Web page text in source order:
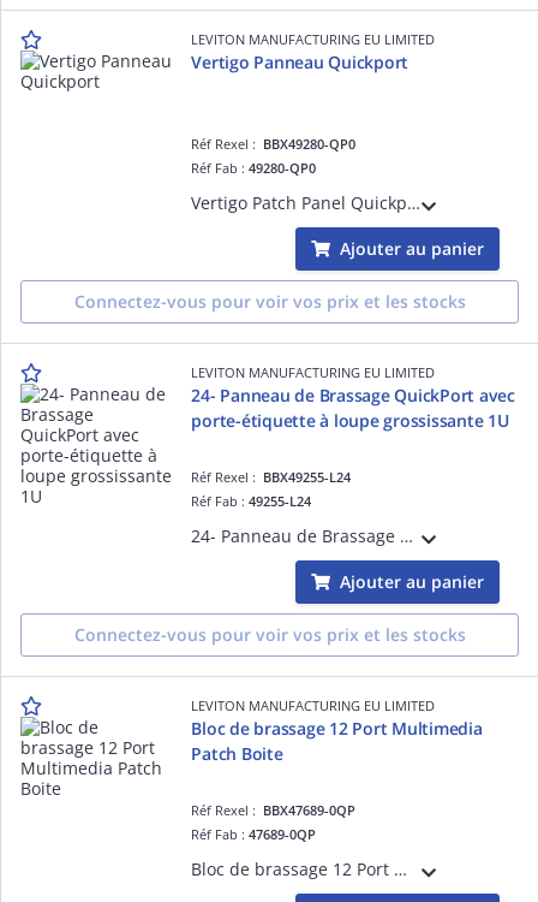
LEVITON MANUFACTURING EU LIMITED
Vertigo Panneau Quickport
Réf Rexel : BBX49280-QP0
Réf Fab :49280-QP0
Vertigo Patch Panel Quickport Panel Only
Ajouter au panier
Connectez-vous pour voir vos prix et les stocks
LEVITON MANUFACTURING EU LIMITED
24- Panneau de Brassage QuickPort avec
porte-étiquette à loupe grossissante 1U
Réf Rexel : BBX49255-L24
Réf Fab :49255-L24
24- Panneau de Brassage QuickPort avec porte-étiquette à loupe grossissante 1U
Ajouter au panier
Connectez-vous pour voir vos prix et les stocks
LEVITON MANUFACTURING EU LIMITED
Bloc de brassage 12 Port Multimedia
Patch Boite
Réf Rexel : BBX47689-0QP
Réf Fab :47689-0QP
Bloc de brassage 12 Port Multimedia Patch Boite